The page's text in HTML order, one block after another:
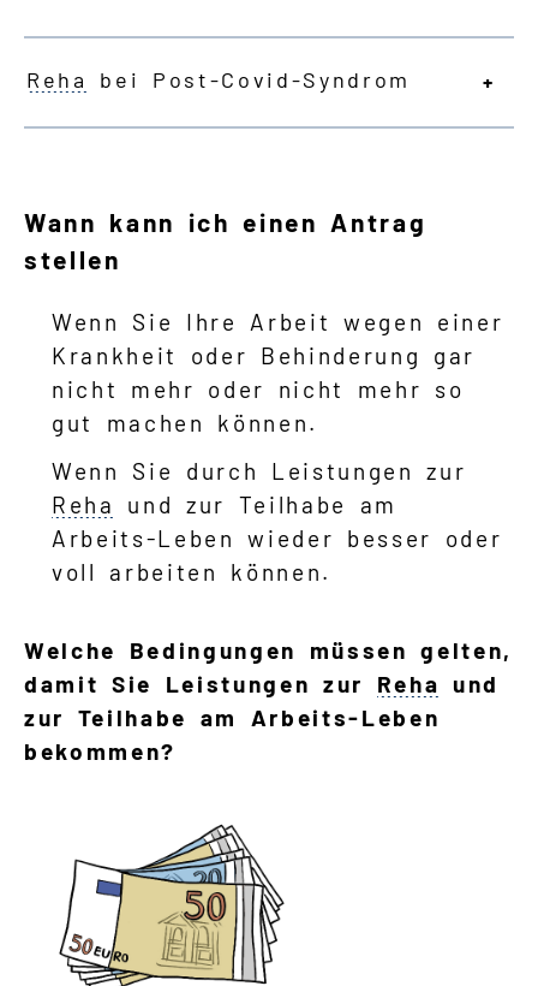
Reha bei Post-Covid-Syndrom
Wann kann ich einen Antrag
stellen
Wenn Sie Ihre Arbeit wegen einer
Krankheit oder Behinderung gar
nicht mehr oder nicht mehr so
gut machen können.
Wenn Sie durch Leistungen zur
Reha
und zur Teilhabe am
Arbeits-Leben wieder besser oder
voll arbeiten können.
Welche Bedingungen müssen gelten,
damit Sie Leistungen zur Reha und
zur Teilhabe am Arbeits-Leben
bekommen?